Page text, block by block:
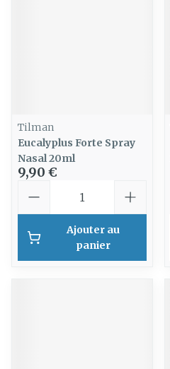
Tilman
Eucalyplus Forte Spray
Nasal 20ml
9,90 €
Ajouter au
panier